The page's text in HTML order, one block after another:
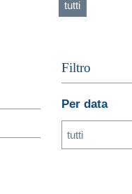
tutti
Filtro
Per data
tutti